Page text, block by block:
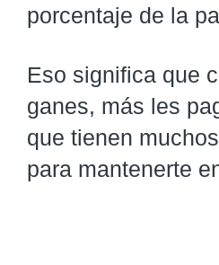
porcentaje de la
Eso significa que
ganes, más les
que tienen
para mantenerte